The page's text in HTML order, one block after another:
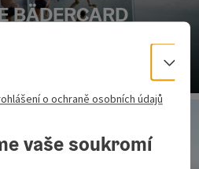
BÄDERCARD
karta - Jednorázová jízdenka
o ochraně osobních údajů
vaše soukromí